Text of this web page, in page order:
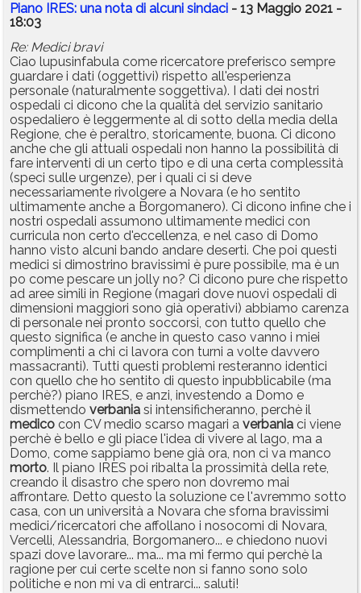
Piano IRES: una nota di alcuni sindaci - 13 Maggio 2021 -
18:03
Re: Medici bravi
Ciao lupusinfabula come ricercatore preferisco sempre
guardare i dati (oggettivi) rispetto all'esperienza
personale (naturalmente soggettiva). I dati dei nostri
ospedali ci dicono che la qualità del servizio sanitario
ospedaliero è leggermente al di sotto della media della
Regione, che è peraltro, storicamente, buona. Ci dicono
anche che gli attuali ospedali non hanno la possibilità di
fare interventi di un certo tipo e di una certa complessità
(speci sulle urgenze), per i quali ci si deve
necessariamente rivolgere a Novara (e ho sentito
ultimamente anche a Borgomanero). Ci dicono infine che i
nostri ospedali assumono ultimamente medici con
curricula non certo d'eccellenza, e nel caso di Domo
hanno visto alcuni bando andare deserti. Che poi questi
medici si dimostrino bravissimi è pure possibile, ma è un
po come pescare un jolly no? Ci dicono pure che rispetto
ad aree simili in Regione (magari dove nuovi ospedali di
dimensioni maggiori sono già operativi) abbiamo carenza
di personale nei pronto soccorsi, con tutto quello che
questo significa (e anche in questo caso vanno i miei
complimenti a chi ci lavora con turni a volte davvero
massacranti). Tutti questi problemi resteranno identici
con quello che ho sentito di questo inpubblicabile (ma
perchè?) piano IRES, e anzi, investendo a Domo e
dismettendo verbania si intensificheranno, perchè il
medico con CV medio scarso magari a verbania ci viene
perchè è bello e gli piace l'idea di vivere al lago, ma a
Domo, come sappiamo bene già ora, non ci va manco
morto. Il piano IRES poi ribalta la prossimità della rete,
creando il disastro che spero non dovremo mai
affrontare. Detto questo la soluzione ce l'avremmo sotto
casa, con un università a Novara che sforna bravissimi
medici/ricercatori che affollano i nosocomi di Novara,
Vercelli, Alessandria, Borgomanero... e chiedono nuovi
spazi dove lavorare... ma... ma mi fermo qui perchè la
ragione per cui certe scelte non si fanno sono solo
politiche e non mi va di entrarci... saluti!